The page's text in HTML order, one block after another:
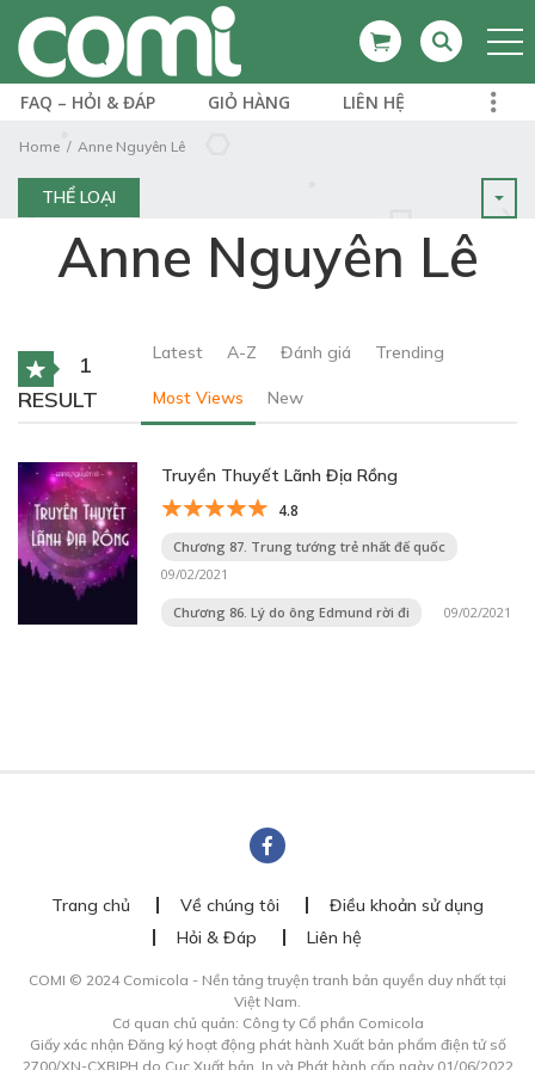
FAQ – HỎI & ĐÁP GIỎ HÀNG LIÊN HỆ
Home Anne Nguyên Lê
THỂ LOẠI
Anne Nguyên Lê
1
RESULT
Latest A-Z Đánh giá Trending
Most Views New
Truyền Thuyết Lãnh Địa Rồng
4.8
Chương 87. Trung tướng trẻ nhất đế quốc
09/02/2021
Chương 86. Lý do ông Edmund rời đi 09/02/2021
Trang chủ Về chúng tôi
Điều khoản sử dụng
Hỏi & Đáp
Liên hệ
COMI © 2024 Comicola - Nền tảng truyện tranh bản quyền duy nhất tại
Việt Nam.
Cơ quan chủ quản: Công ty Cổ phần Comicola
Giấy xác nhận Đăng ký hoạt động phát hành Xuất bản phẩm điện tử số
2700/XN-CXBIPH do Cục Xuất bản, In và Phát hành cấp ngày 01/06/2022